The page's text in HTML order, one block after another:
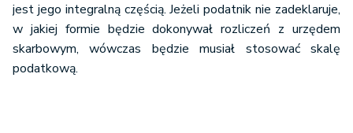
jest jego integralną częścią. Jeżeli podatnik nie zadeklaruje,
w jakiej formie będzie dokonywał rozliczeń z urzędem
skarbowym, wówczas będzie musiał stosować skalę
podatkową.